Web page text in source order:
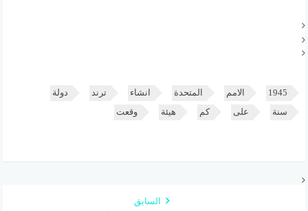
1945 الامم المتحدة انشاء ترند دولة
سنة على كم هيئة وقعت
السابق